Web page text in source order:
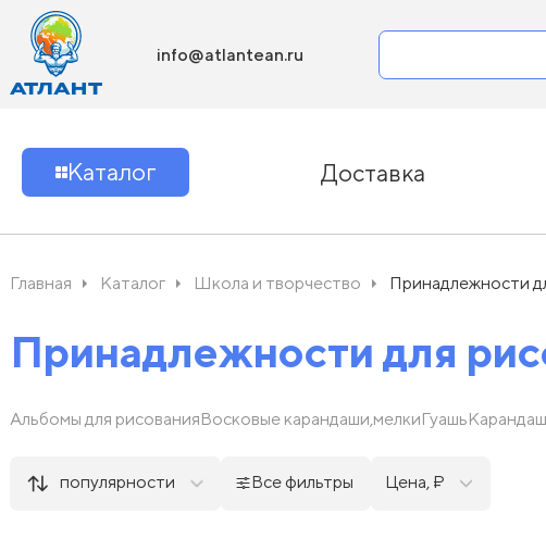
info@atlantean.ru
Каталог Доставка
Главная Каталог Школа и творчество Принадлежности
Принадлежности для
Альбомы для рисованияВосковые карандаши,мелкиГуашь
популярности Все фильтры Цена, ₽